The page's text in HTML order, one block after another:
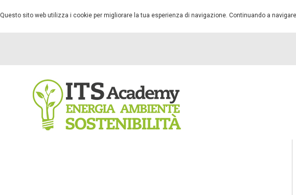
Questo sito web utilizza i cookie per migliorare la tua esperienza di navigazione. Continuando a